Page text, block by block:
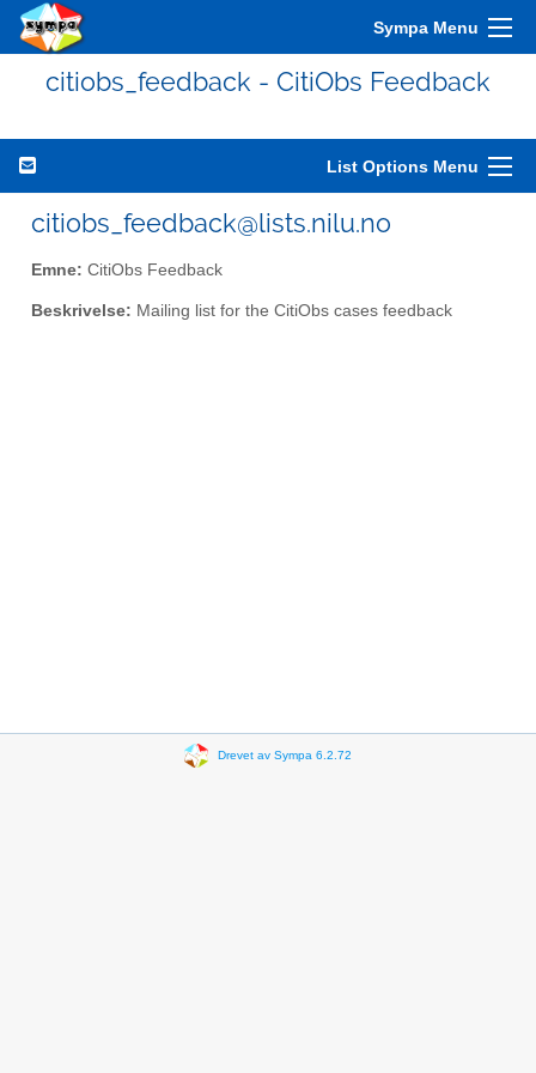
Sympa Menu
citiobs_feedback - CitiObs Feedback
List Options Menu
citiobs_feedback@lists.nilu.no
Emne: CitiObs Feedback
Beskrivelse: Mailing list for the CitiObs cases feedback
Drevet av Sympa 6.2.72